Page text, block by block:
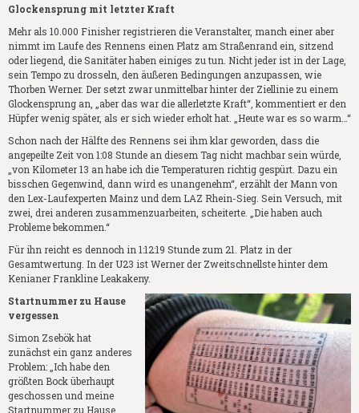
Glockensprung mit letzter Kraft
Mehr als 10.000 Finisher registrieren die Veranstalter, manch einer aber
nimmt im Laufe des Rennens einen Platz am Straßenrand ein, sitzend
oder liegend, die Sanitäter haben einiges zu tun. Nicht jeder ist in der Lage,
sein Tempo zu drosseln, den äußeren Bedingungen anzupassen, wie
Thorben Werner. Der setzt zwar unmittelbar hinter der Ziellinie zu einem
Glockensprung an, „aber das war die allerletzte Kraft“, kommentiert er den
Hüpfer wenig später, als er sich wieder erholt hat. „Heute war es so warm…“
Schon nach der Hälfte des Rennens sei ihm klar geworden, dass die
angepeilte Zeit von 1:08 Stunde an diesem Tag nicht machbar sein würde,
„von Kilometer 13 an habe ich die Temperaturen richtig gespürt. Dazu ein
bisschen Gegenwind, dann wird es unangenehm“, erzählt der Mann von
den Lex-Laufexperten Mainz und dem LAZ Rhein-Sieg. Sein Versuch, mit
zwei, drei anderen zusammenzuarbeiten, scheiterte. „Die haben auch
Probleme bekommen.“
Für ihn reicht es dennoch in 1:12:19 Stunde zum 21. Platz in der
Gesamtwertung. In der U23 ist Werner der Zweitschnellste hinter dem
Kenianer Frankline Leakakeny.
Startnummer zu Hause
vergessen
Simon Zsebök hat
zunächst ein ganz anderes
Problem: „Ich habe den
größten Bock überhaupt
geschossen und meine
Startnummer zu Hause